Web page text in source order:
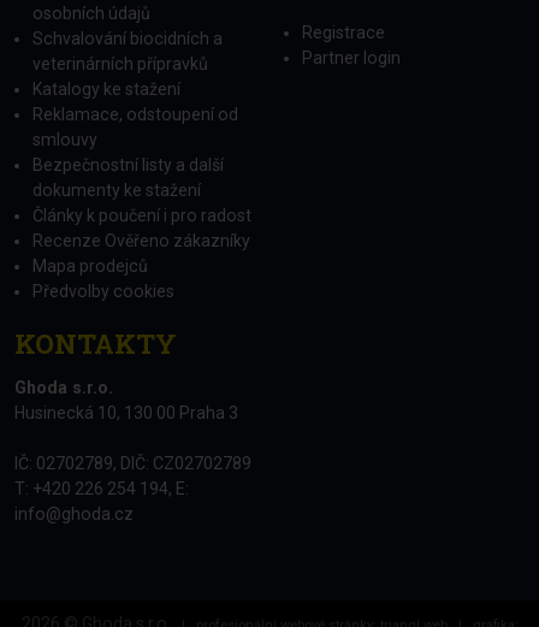
osobních údajů
Schvalování biocidních a
veterinárních přípravků
Katalogy ke stažení
Reklamace, odstoupení od
smlouvy
Bezpečnostní listy a další
dokumenty ke stažení
Články k poučení i pro radost
Recenze Ověřeno zákazníky
Mapa prodejců
Předvolby cookies
Registrace
Partner login
KONTAKTY
Ghoda s.r.o.
Husinecká 10, 130 00 Praha 3
IČ: 02702789, DIČ: CZ02702789
T: +420 226 254 194, E:
info@ghoda.cz